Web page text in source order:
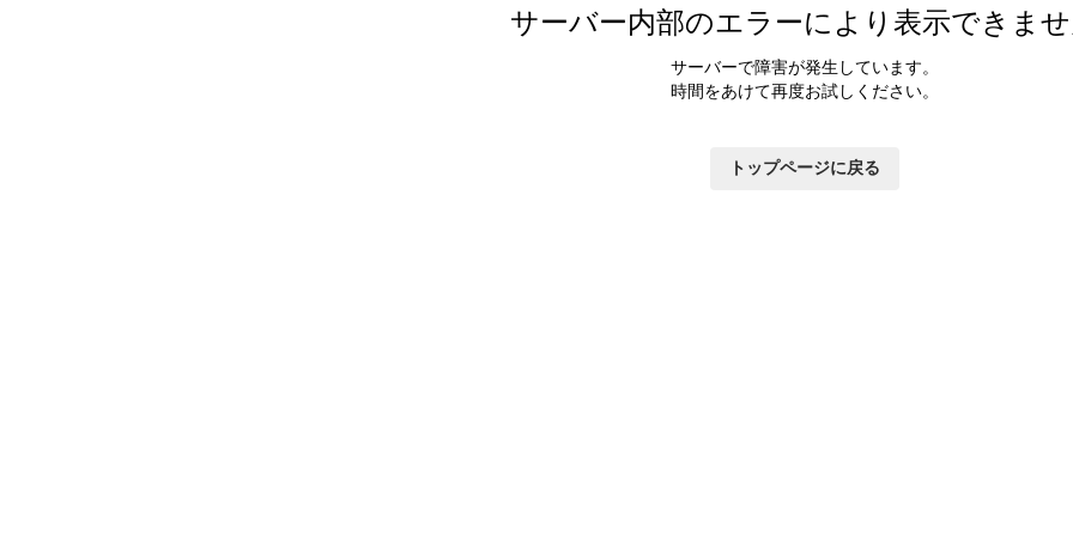
サーバー内部のエラーにより表示できま
サーバーで障害が発生しています。
時間をあけて再度お試しください。
トップページに戻る